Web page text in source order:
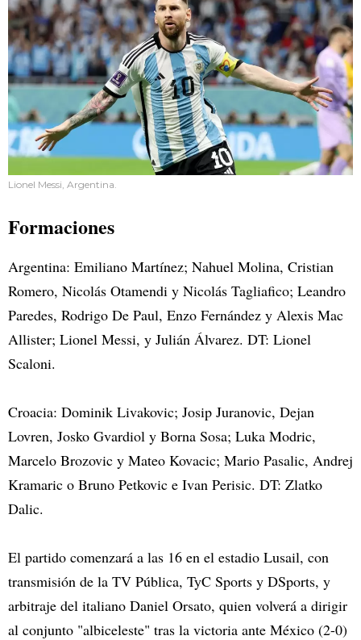
Lionel Messi, Argentina.
Formaciones
Argentina: Emiliano Martínez; Nahuel Molina, Cristian
Romero, Nicolás Otamendi y Nicolás Tagliafico; Leandro
Paredes, Rodrigo De Paul, Enzo Fernández y Alexis Mac
Allister; Lionel Messi, y Julián Álvarez. DT: Lionel
Scaloni.
Croacia: Dominik Livakovic; Josip Juranovic, Dejan
Lovren, Josko Gvardiol y Borna Sosa; Luka Modric,
Marcelo Brozovic y Mateo Kovacic; Mario Pasalic, Andrej
Kramaric o Bruno Petkovic e Ivan Perisic. DT: Zlatko
Dalic.
El partido comenzará a las 16 en el estadio Lusail, con
transmisión de la TV Pública, TyC Sports y DSports, y
arbitraje del italiano Daniel Orsato, quien volverá a dirigir
al conjunto "albiceleste" tras la victoria ante México (2-0)